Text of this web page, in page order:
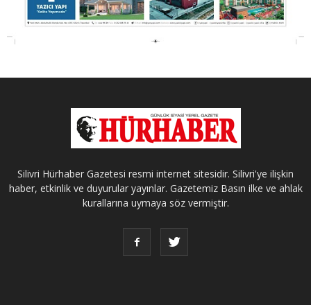
Silivri Hürhaber Gazetesi resmi internet sitesidir. Silivri'ye ilişkin
haber, etkinlik ve duyurular yayınlar. Gazetemiz Basın ilke ve ahlak
kurallarına uymaya söz vermiştir.